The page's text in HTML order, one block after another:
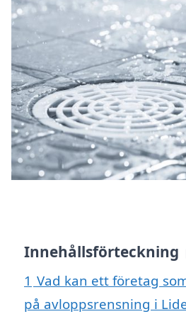
Innehållsförteckning
1 Vad kan ett företag
på avloppsrensning i